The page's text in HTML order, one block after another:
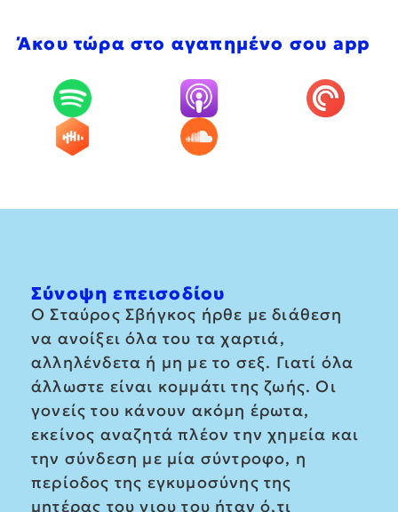
Άκου τώρα στο αγαπημένο σου app
Σύνοψη επεισοδίου
Ο Σταύρος Σβήγκος ήρθε με διάθεση
να ανοίξει όλα του τα χαρτιά,
αλληλένδετα ή μη με το σεξ. Γιατί όλα
άλλωστε είναι κομμάτι της ζωής. Οι
γονείς του κάνουν ακόμη έρωτα,
εκείνος αναζητά πλέον την χημεία και
την σύνδεση με μία σύντροφο, η
περίοδος της εγκυμοσύνης της
μητέρας του γιου του ήταν ό,τι